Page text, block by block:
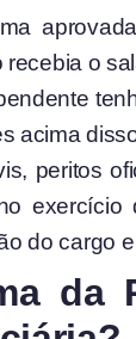
recebia o
acima
peritos
do cargo
da